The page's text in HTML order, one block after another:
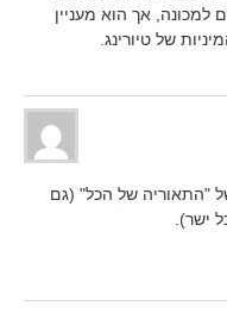
למכונה, אך הוא מעניין
של טיורינג.
"התאוריה של הכל" (גם
ישר).